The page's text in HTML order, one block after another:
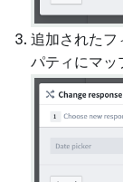
追加されたフ
パティにマッ